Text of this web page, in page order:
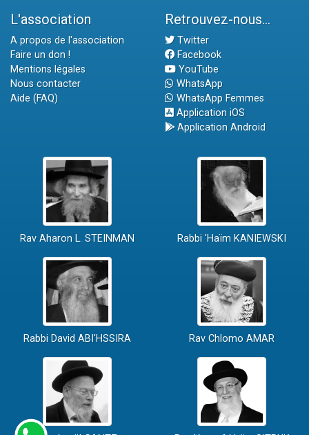
L'association
A propos de l'association
Faire un don !
Mentions légales
Nous contacter
Aide (FAQ)
Retrouvez-nous...
Twitter
Facebook
YouTube
WhatsApp
WhatsApp Femmes
Application iOS
Application Android
Rav Aharon L. STEINMAN Rabbi 'Haïm KANIEWSKI
Rabbi David ABI'HSSIRA Rav Chlomo AMAR